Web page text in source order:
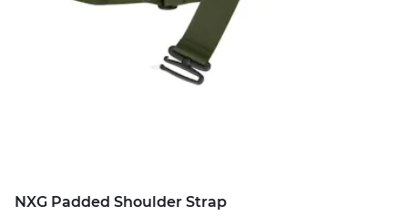
NXG Padded Shoulder Strap